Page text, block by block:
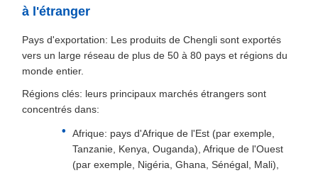
à l'étranger
Pays d'exportation: Les produits de Chengli sont exportés
vers un large réseau de plus de 50 à 80 pays et régions du
monde entier.
Régions clés: leurs principaux marchés étrangers sont
concentrés dans:
Afrique: pays d'Afrique de l'Est (par exemple,
Tanzanie, Kenya, Ouganda), Afrique de l'Ouest
(par exemple, Nigéria, Ghana, Sénégal, Mali),